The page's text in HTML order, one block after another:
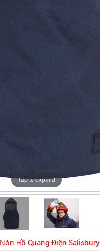
Tap to expand
Nón Hồ Quang Điện Salisbury